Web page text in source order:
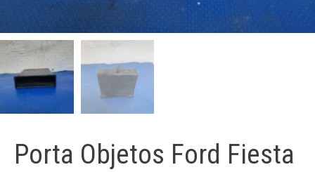
Porta Objetos Ford Fiesta